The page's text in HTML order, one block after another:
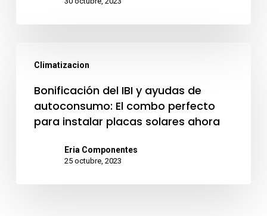
termos
placas
solares
Climatizacion
ayudas
autoconsumo:
Bonificación del IBI y ayudas de
autoconsumo: El combo perfecto
para instalar placas solares ahora
Eria Componentes
25 octubre, 2023